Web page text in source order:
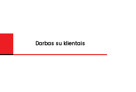
Darbas su klientais